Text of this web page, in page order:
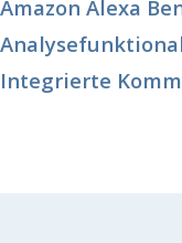
Amazon Alexa
Integrierte